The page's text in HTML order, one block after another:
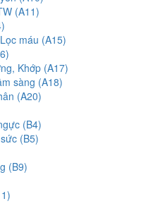
(A11)
máu (A15)
Khớp (A17)
sàng (A18)
(A20)
(B4)
(B5)
(B9)